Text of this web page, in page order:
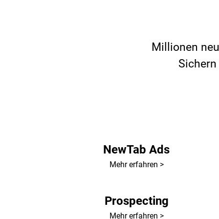
Millionen
NewTab Ads
Mehr erfahren >
Prospecting
Mehr erfahren >